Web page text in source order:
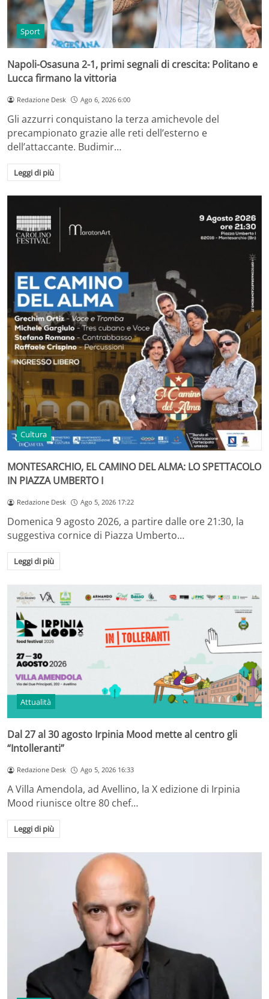
Sport
Napoli-Osasuna 2-1, primi segnali di crescita: Politano e
Lucca firmano la vittoria
Redazione Desk Ago 6, 2026 6:00
Gli azzurri conquistano la terza amichevole del
precampionato grazie alle reti dell’esterno e
dell’attaccante. Budimir…
Leggi di più
Cultura
MONTESARCHIO, EL CAMINO DEL ALMA: LO SPETTACOLO
IN PIAZZA UMBERTO I
Redazione Desk Ago 5, 2026 17:22
Domenica 9 agosto 2026, a partire dalle ore 21:30, la
suggestiva cornice di Piazza Umberto…
Leggi di più
Attualità
Dal 27 al 30 agosto Irpinia Mood mette al centro gli
“Intolleranti”
Redazione Desk Ago 5, 2026 16:33
A Villa Amendola, ad Avellino, la X edizione di Irpinia
Mood riunisce oltre 80 chef…
Leggi di più